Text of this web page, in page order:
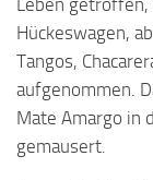
Leben
Hückeswagen,
Tangos,
aufgenommen.
Mate Amargo in
gemausert.